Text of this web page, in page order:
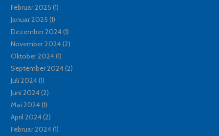
Februar 2025 (1)
Januar 2025 (1)
Dezember 2024(1)
November 2024(2)
Oktober 2024(1)
September 2024(2)
Juli 2024(1)
Juni 2024(2)
Mai 2024(1)
April 2024(2)
Februar 2024(1)